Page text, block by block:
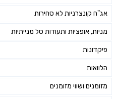
אג"ח קונצרניות לא סחירות
מניות, אופציות ותעודות סל מנייתיות
פיקדונות
הלוואות
מזומנים ושווי מזומנים